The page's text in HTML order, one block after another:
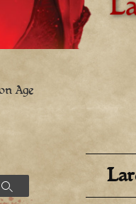
Age
Recherche